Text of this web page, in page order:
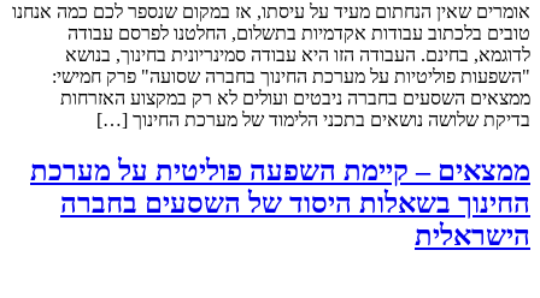
אומרים שאין הנחתום מעיד על עיסתו, אז במקום שנספר לכם כמה אנחנו
טובים בלכתוב עבודות אקדמיות בתשלום, החלטנו לפרסם עבודה
לדוגמא, בחינם. העבודה הזו היא עבודה סמינריונית בחינוך, בנושא
"השפעות פוליטיות על מערכת החינוך בחברה שסועה" פרק חמישי:
ממצאים השסעים בחברה ניבטים ועולים לא רק במקצוע האזרחות
בדיקת שלושה נושאים בתכני הלימוד של מערכת החינוך […]
ממצאים – קיימת השפעה פוליטית על מערכת
החינוך בשאלות היסוד של השסעים בחברה
הישראלית